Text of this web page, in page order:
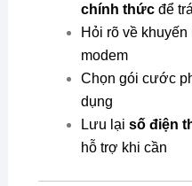
chính thứcđể
Hỏi rõ về
modem
Chọn gói cước
dụng
Lưu lại số điện
hỗ trợ khi cần